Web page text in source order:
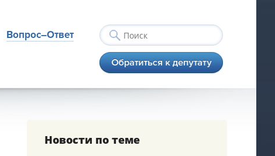
Вопрос–Ответ
Новости по теме